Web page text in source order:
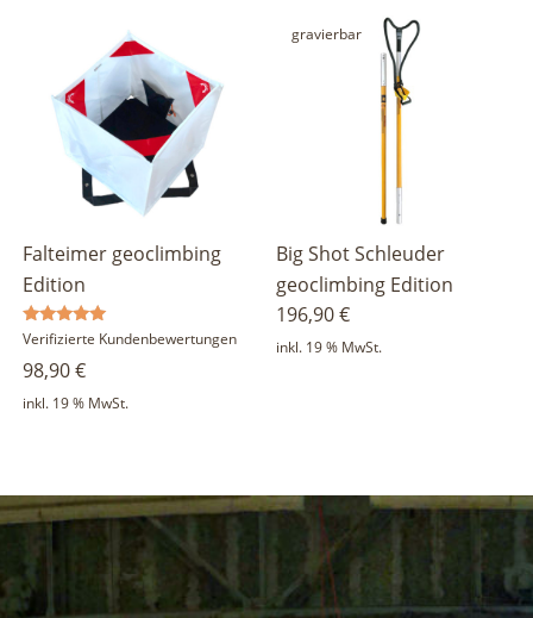
Falteimer geoclimbing
Edition
Bewertet
5.00
von 5
Verifizierte Kundenbewertungen
98,90€
inkl. 19 % MwSt.
gravierbar
Big Shot Schleuder
geoclimbing Edition
196,90€
inkl. 19 % MwSt.